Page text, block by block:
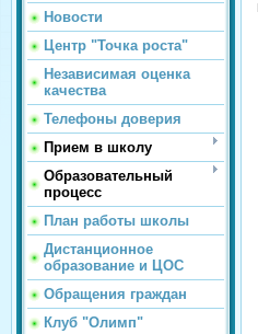
Новости
Центр "Точка роста"
Независимая оценка
качества
Телефоны доверия
Прием в школу
Образовательный
процесс
План работы школы
Дистанционное
образование и ЦОС
Обращения граждан
Клуб "Олимп"